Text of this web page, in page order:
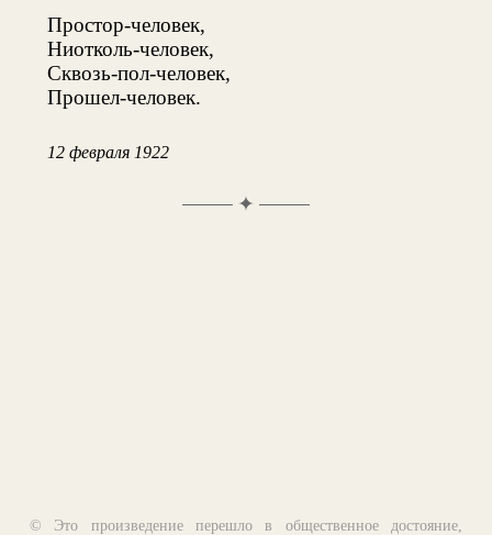
Простор-человек,
Ниотколь-человек,
Сквозь-пол-человек,
Прошел-человек.
12 февраля 1922
✦
© Это произведение перешло в общественное достояние,